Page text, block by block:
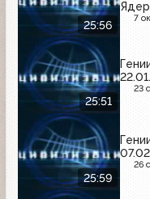
25:56
7
25:51
23
25:59
26